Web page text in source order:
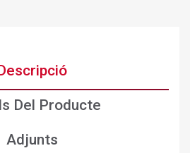
Del Producte
Adjunts